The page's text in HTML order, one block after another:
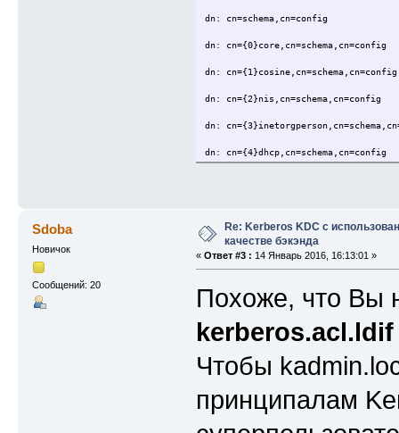
dn: cn=schema,cn=config
dn: cn={0}core,cn=schema,cn=config
dn: cn={1}cosine,cn=schema,cn=config
dn: cn={2}nis,cn=schema,cn=config
dn:
dn: cn={4}dhcp,cn=schema,cn=config
dn: olcDatabase={-
olcAccess: {0}to *
by
by * break
by * read
olcAccess: {2}to
by * read
olcAccess: {0}to *
by * break
Sdoba
Новичок
Сообщений: 20
Re: Kerberos KDC с
качестве бэкэнда
« Ответ #3 : 14 Январь 2016, 16:13:01 »
Похоже, что Вы
kerberos.acl.ldif
Чтобы
принципалам